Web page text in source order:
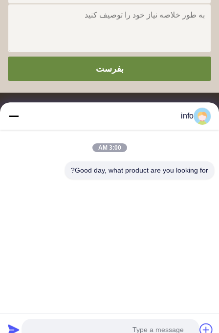
بفرست
ملامین، ترکیب قالب سازی اوره، پودر شیشه، ظروف میز ملامین،
Copyright © 2019-2026 Dongxin Melamine (Xiamen) Chemical Co., Ltd.. All Rights
info
3:00 AM
Good day, what product are you looking for?